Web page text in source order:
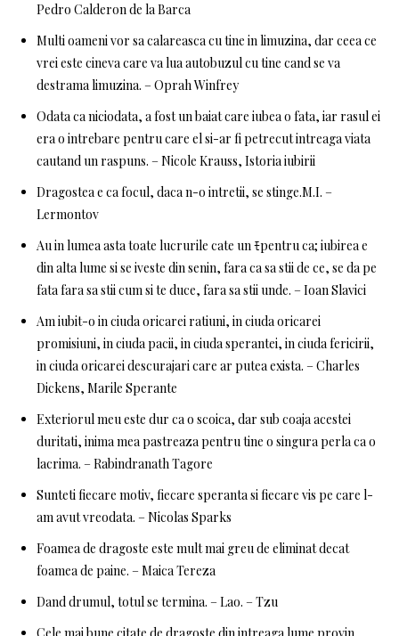
Pedro Calderon de la Barca
Multi oameni vor sa calareasca cu tine in limuzina, dar ceea ce
vrei este cineva care va lua autobuzul cu tine cand se va
destrama limuzina. – Oprah Winfrey
Odata ca niciodata, a fost un baiat care iubea o fata, iar rasul ei
era o intrebare pentru care el si-ar fi petrecut intreaga viata
cautand un raspuns. – Nicole Krauss, Istoria iubirii
Dragostea e ca focul, daca n-o intretii, se stinge.M.I. –
Lermontov
Au in lumea asta toate lucrurile cate un ﾓpentru ca; iubirea e
din alta lume si se iveste din senin, fara ca sa stii de ce, se da pe
fata fara sa stii cum si te duce, fara sa stii unde. – Ioan Slavici
Am iubit-o in ciuda oricarei ratiuni, in ciuda oricarei
promisiuni, in ciuda pacii, in ciuda sperantei, in ciuda fericirii,
in ciuda oricarei descurajari care ar putea exista. – Charles
Dickens, Marile Sperante
Exteriorul meu este dur ca o scoica, dar sub coaja acestei
duritati, inima mea pastreaza pentru tine o singura perla ca o
lacrima. – Rabindranath Tagore
Sunteti fiecare motiv, fiecare speranta si fiecare vis pe care l-
am avut vreodata. – Nicolas Sparks
Foamea de dragoste este mult mai greu de eliminat decat
foamea de paine. – Maica Tereza
Dand drumul, totul se termina. – Lao. – Tzu